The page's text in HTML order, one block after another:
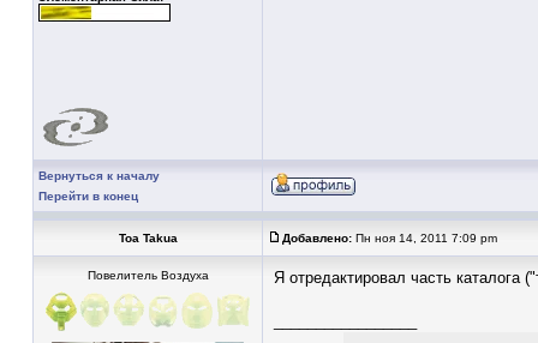
Вернуться к началу
Перейти в конец
Toa Takua Добавлено: Пн ноя 14, 2011 7:09 pm
Повелитель Воздуха Я отредактировал часть каталога